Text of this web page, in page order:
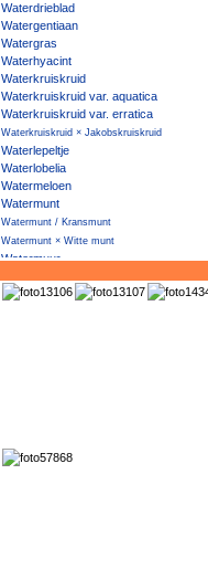
Waterdrieblad
Watergentiaan
Watergras
Waterhyacint
Waterkruiskruid
Waterkruiskruid var. aquatica
Waterkruiskruid var. erratica
Waterkruiskruid × Jakobskruiskruid
Waterlepeltje
Waterlobelia
Watermeloen
Watermunt
Watermunt / Kransmunt
Watermunt × Witte munt
Watermuur
Waterpeper
Waterwaaier
Waterzuring